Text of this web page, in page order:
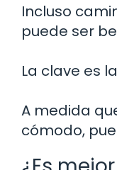
Incluso
puede ser
La clave es
A medida
cómodo,